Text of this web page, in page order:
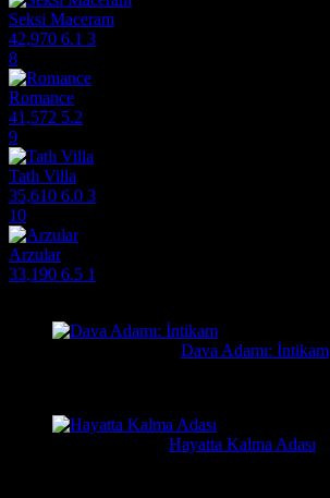
Seksi Maceram
42,970 6.1 3
8
Romance
41,572 5.2
9
Tatlı Villa
35,610 6.0 3
10
Arzular
33,190 6.5 1
Dava Adamı: İntikam
Hayatta Kalma Adası